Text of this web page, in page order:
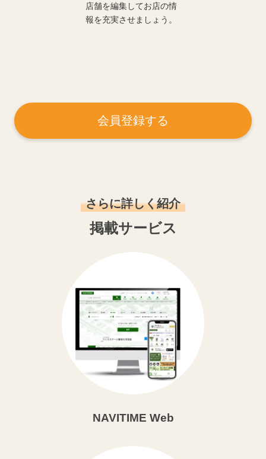
店舗を編集してお店の情
報を充実させましょう。
会員登録する
さらに詳しく紹介
掲載サービス
NAVITIME Web